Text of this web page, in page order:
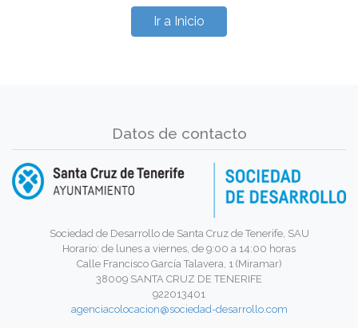
Ir a Inicio
Datos de contacto
Sociedad de Desarrollo de Santa Cruz de Tenerife, SAU
Horario: de lunes a viernes, de 9:00 a 14:00 horas
Calle Francisco García Talavera, 1 (Miramar)
38009 SANTA CRUZ DE TENERIFE
922013401
agenciacolocacion@sociedad-desarrollo.com